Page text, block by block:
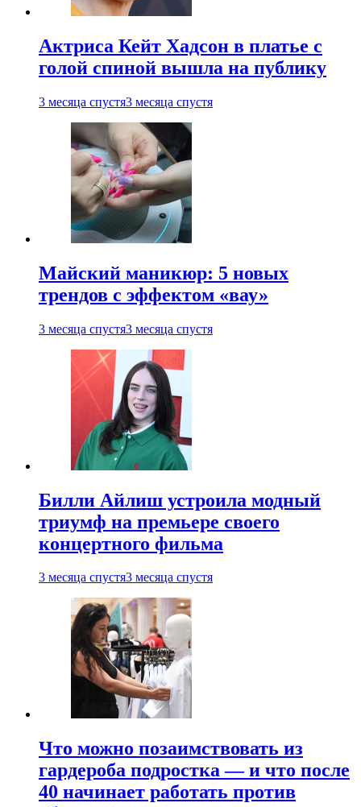
Актриса Кейт Хадсон в платье с
голой спиной вышла на публику
3 месяца спустя3 месяца спустя
Майский маникюр: 5 новых
трендов с эффектом «вау»
3 месяца спустя3 месяца спустя
Билли Айлиш устроила модный
триумф на премьере своего
концертного фильма
3 месяца спустя3 месяца спустя
Что можно позаимствовать из
гардероба подростка — и что после
40 начинает работать против